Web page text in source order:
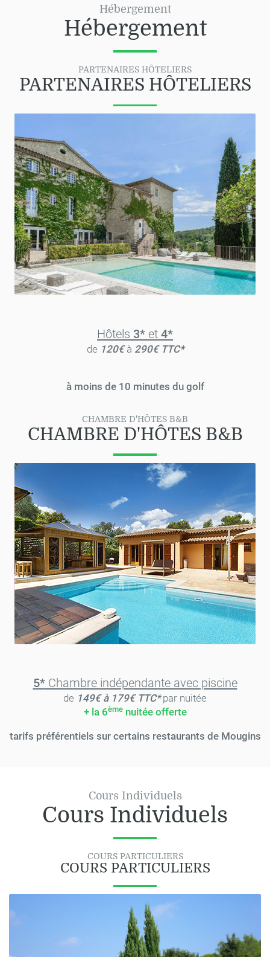
Hébergement
Hébergement
PARTENAIRES HÔTELIERS
PARTENAIRES HÔTELIERS
Hôtels 3* et 4*
de 120€à 290€ TTC*
à moins de 10 minutes du golf
CHAMBRE D'HÔTES B&B
CHAMBRE D'HÔTES B&B
5*Chambre indépendante avec piscine
de 149€ à 179€ TTC*par nuitée
+ la 6èmenuitée offerte
tarifs préférentiels sur certains restaurants de Mougins
Cours Individuels
Cours Individuels
COURS PARTICULIERS
COURS PARTICULIERS